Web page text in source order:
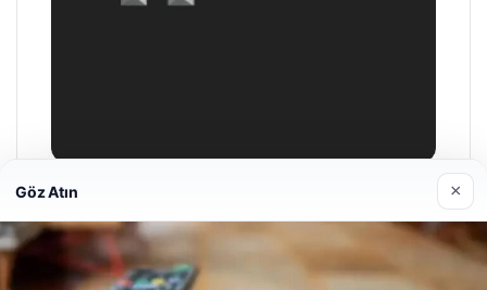
29/04/2026
Göz Atın ×